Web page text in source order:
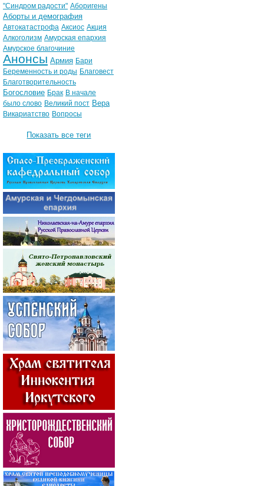
"Синдром радости" Аборигены
Аборты и демография
Автокатастрофа Аксиос Акция
Алкоголизм Амурская епархия
Амурское благочиние
Анонсы Армия Бари
Беременность и роды Благовест
Благотворительность
Богословие Брак В начале
было слово Великий пост Вера
Викариатство Вопросы
Показать все теги